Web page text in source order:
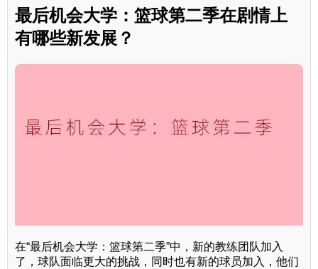
最后机会大学：篮球第二季在剧情上
有哪些新发展？
在“最后机会大学：篮球第二季”中，新的教练团队加入
了，球队面临更大的挑战，同时也有新的球员加入，他们